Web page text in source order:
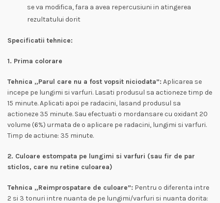
se va modifica, fara a avea repercusiuni in atingerea
rezultatului dorit
Specificatii tehnice:
1. Prima colorare
Tehnica „Parul care nu a fost vopsit niciodata”: Aplicarea se
incepe pe lungimi si varfuri. Lasati produsul sa actioneze timp de
15 minute. Aplicati apoi pe radacini, lasand produsul sa
actioneze 35 minute. Sau efectuati o mordansare cu oxidant 20
volume (6%) urmata de o aplicare pe radacini, lungimi si varfuri.
Timp de actiune: 35 minute.
2. Culoare estompata pe lungimi si varfuri (sau fir de par
sticlos, care nu retine culoarea)
Tehnica „Reimprospatare de culoare”: Pentru o diferenta intre
2 si 3 tonuri intre nuanta de pe lungimi/varfuri si nuanta dorita: